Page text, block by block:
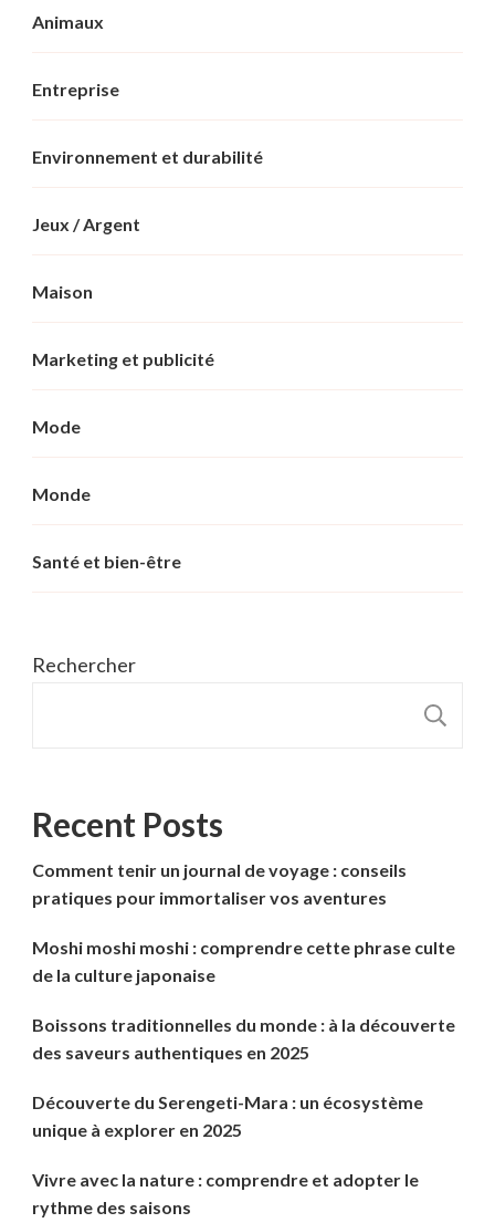
Animaux
Entreprise
Environnement et durabilité
Jeux / Argent
Maison
Marketing et publicité
Mode
Monde
Santé et bien-être
Rechercher
Recent Posts
Comment tenir un journal de voyage : conseils
pratiques pour immortaliser vos aventures
Moshi moshi moshi : comprendre cette phrase culte
de la culture japonaise
Boissons traditionnelles du monde : à la découverte
des saveurs authentiques en 2025
Découverte du Serengeti-Mara : un écosystème
unique à explorer en 2025
Vivre avec la nature : comprendre et adopter le
rythme des saisons